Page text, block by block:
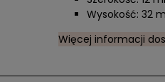
Wysokość: 32
Więcej informacji